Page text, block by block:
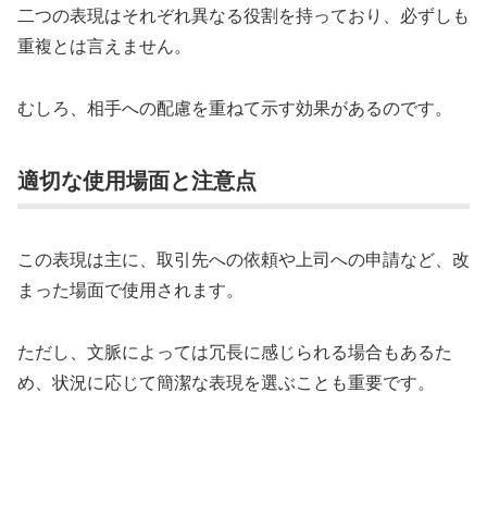
二つの表現はそれぞれ異なる役割を持っており、必ずしも
重複とは言えません。
むしろ、相手への配慮を重ねて示す効果があるのです。
適切な使用場面と注意点
この表現は主に、取引先への依頼や上司への申請など、改
まった場面で使用されます。
ただし、文脈によっては冗長に感じられる場合もあるた
め、状況に応じて簡潔な表現を選ぶことも重要です。